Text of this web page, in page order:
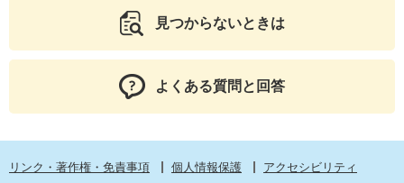
見つからないときは
よくある質問と回答
リンク・著作権・免責事項 個人情報保護
アクセシビリティ